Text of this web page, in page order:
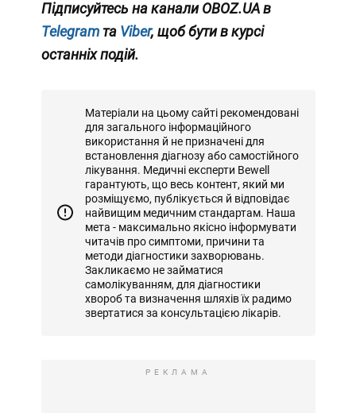
Підписуйтесь на канали OBOZ.UA в
Telegram та Viber, щоб бути в курсі
останніх подій.
Матеріали на цьому сайті рекомендовані
для загального інформаційного
використання й не призначені для
встановлення діагнозу або самостійного
лікування. Медичні експерти Bewell
гарантують, що весь контент, який ми
розміщуємо, публікується й відповідає
найвищим медичним стандартам. Наша
мета - максимально якісно інформувати
читачів про симптоми, причини та
методи діагностики захворювань.
Закликаємо не займатися
самолікуванням, для діагностики
хвороб та визначення шляхів їх радимо
звертатися за консультацією лікарів.
РЕКЛАМА